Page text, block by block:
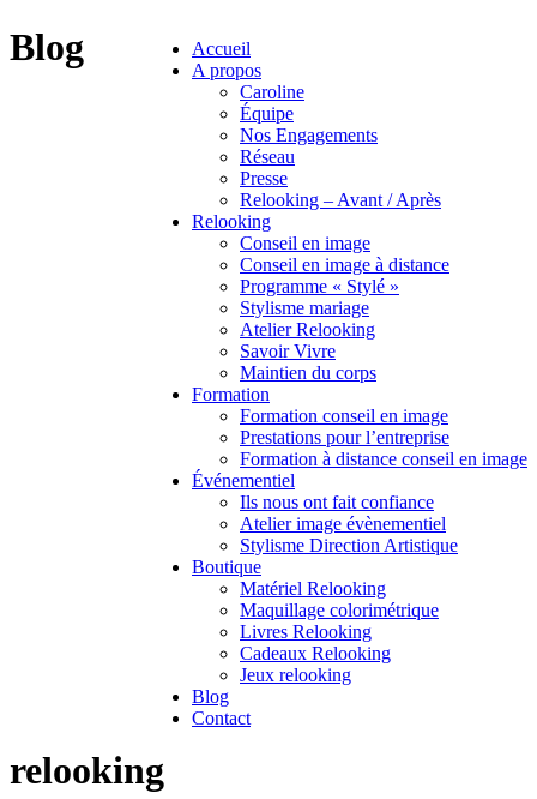
Accueil
A propos
Caroline
Équipe
Nos Engagements
Réseau
Presse
Relooking – Avant / Après
Relooking
Conseil en image
Conseil en image à distance
Programme « Stylé »
Stylisme mariage
Atelier Relooking
Savoir Vivre
Maintien du corps
Formation
Formation conseil en image
Prestations pour l’entreprise
Formation à distance conseil en image
Événementiel
Ils nous ont fait confiance
Atelier image évènementiel
Stylisme Direction Artistique
Boutique
Matériel Relooking
Maquillage colorimétrique
Livres Relooking
Cadeaux Relooking
Jeux relooking
Blog
Contact
Blog
relooking